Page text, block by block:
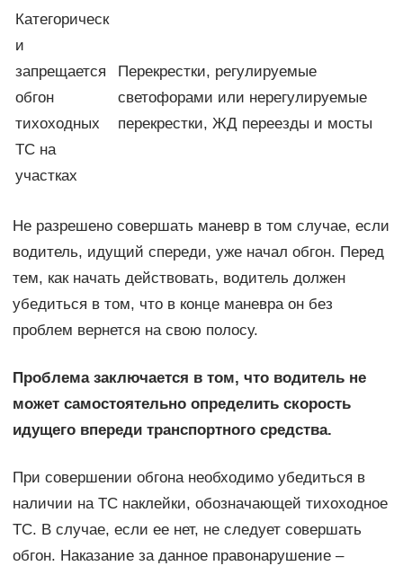
Категорическ
и
запрещается
обгон
тихоходных
ТС на
участках
Перекрестки, регулируемые
светофорами или нерегулируемые
перекрестки, ЖД переезды и мосты
Не разрешено совершать маневр в том случае, если
водитель, идущий спереди, уже начал обгон. Перед
тем, как начать действовать, водитель должен
убедиться в том, что в конце маневра он без
проблем вернется на свою полосу.
Проблема заключается в том, что водитель не
может самостоятельно определить скорость
идущего впереди транспортного средства.
При совершении обгона необходимо убедиться в
наличии на ТС наклейки, обозначающей тихоходное
ТС. В случае, если ее нет, не следует совершать
обгон. Наказание за данное правонарушение –